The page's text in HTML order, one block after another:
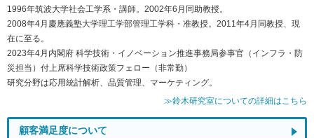
1996年筑波大学社会工学系・講師。2002年6月同助教授。
2008年4月慶應義塾大学理工学部管理工学科・准教授。2011年4月同教授、現
在に至る。
2023年4月内閣府 科学技術・イノベーション推進事務局参事官（インフラ・防
災担当）付上席科学技術政策フェロー（非常勤）
研究分野は応用統計解析、品質管理、マーケティング。
≫鈴木研究室についての詳細はこちら
顧客満足度について